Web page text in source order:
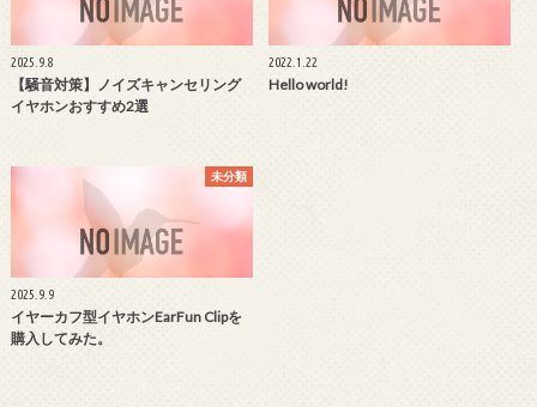
2025.9.8
【騒音対策】ノイズキャンセリング
イヤホンおすすめ2選
2022.1.22
Hello world!
未分類
2025.9.9
イヤーカフ型イヤホンEarFun Clipを
購入してみた。